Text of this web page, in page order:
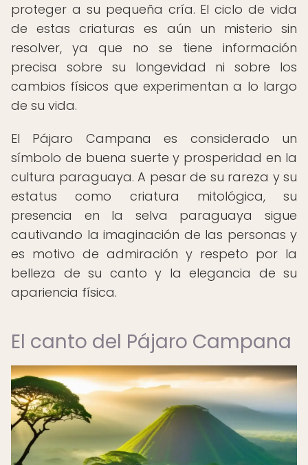
proteger a su pequeña cría. El ciclo de vida
de estas criaturas es aún un misterio sin
resolver, ya que no se tiene información
precisa sobre su longevidad ni sobre los
cambios físicos que experimentan a lo largo
de su vida.
El Pájaro Campana es considerado un
símbolo de buena suerte y prosperidad en la
cultura paraguaya. A pesar de su rareza y su
estatus como criatura mitológica, su
presencia en la selva paraguaya sigue
cautivando la imaginación de las personas y
es motivo de admiración y respeto por la
belleza de su canto y la elegancia de su
apariencia física.
El canto del Pájaro Campana